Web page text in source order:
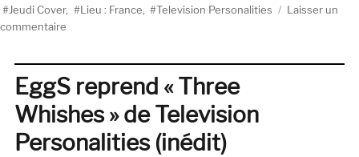
le
Jeudi Cover, Lieu : France Television Personalities
Laisser un
commentaire
reprend
« I
Know
Where
Syd
EggS reprend « Three
Whishes » de Television
Personalities (inédit)